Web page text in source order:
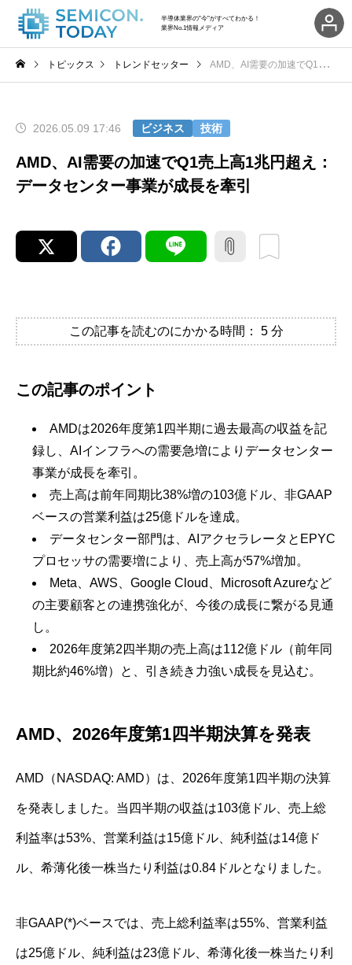
半導体業界の"今"がすべてわかる！
業界No.1情報メディア
トピックス トレンドセッター AMD、AI需要の加速でQ1売上高1兆円超え：データセンター事業が成長を牽引
2026.05.09 17:46 ビジネス 技術
AMD、AI需要の加速でQ1売上高1兆円超え：
データセンター事業が成長を牽引
この記事を読むのにかかる時間： 5 分
この記事のポイント
AMDは2026年度第1四半期に過去最高の収益を記
録し、AIインフラへの需要急増によりデータセンター
事業が成長を牽引。
売上高は前年同期比38%増の103億ドル、非GAAP
ベースの営業利益は25億ドルを達成。
データセンター部門は、AIアクセラレータとEPYC
プロセッサの需要増により、売上高が57%増加。
Meta、AWS、Google Cloud、Microsoft Azureなど
の主要顧客との連携強化が、今後の成長に繋がる見通
し。
2026年度第2四半期の売上高は112億ドル（前年同
期比約46%増）と、引き続き力強い成長を見込む。
AMD、2026年度第1四半期決算を発表
AMD（NASDAQ: AMD）は、2026年度第1四半期の決算
を発表しました。当四半期の収益は103億ドル、売上総
利益率は53%、営業利益は15億ドル、純利益は14億ド
ル、希薄化後一株当たり利益は0.84ドルとなりました。
非GAAP(*)ベースでは、売上総利益率は55%、営業利益
は25億ドル、純利益は23億ドル、希薄化後一株当たり利